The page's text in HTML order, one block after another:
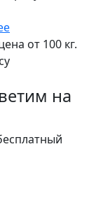
от 100 кг.
на